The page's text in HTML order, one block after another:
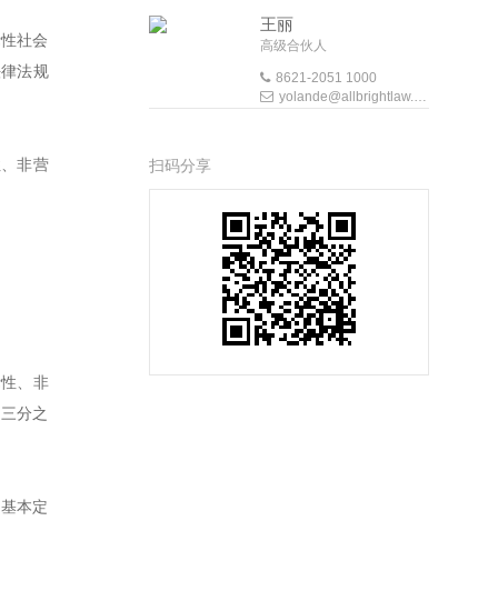
社会
法规
非营
、非
分之
本定
王丽
高级合伙人
8621-2051 1000
yolande@allbrightlaw.com
扫码分享